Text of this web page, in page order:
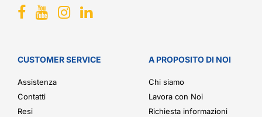
CUSTOMER SERVICE
Assistenza
Contatti
Resi
A PROPOSITO DI NOI
Chi siamo
Lavora con Noi
Richiesta informazioni